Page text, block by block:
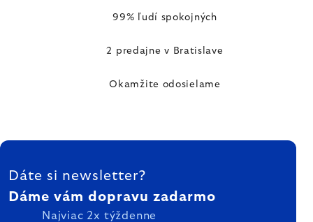
99% ľudí spokojných
2 predajne v Bratislave
Okamžite odosielame
ZÁPÄTIE
Dáte si newsletter?
Dáme vám dopravu zadarmo
Najviac 2x týždenne